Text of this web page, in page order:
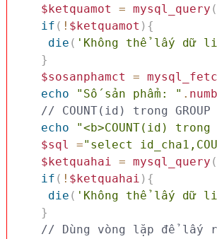
$ketquamot
= mysql_query (
if ( ! $ketquamot ) {
die ( 'Không thể lấy dữ
}
$sosanphamct
=
echo
"Số sản phẩm: " .
// COUNT(id) trong GROUP
echo
"<b>COUNT(id) trong
$sql
="select
$ketquahai = mysql_query (
if ( ! $ketquahai ) {
die ( 'Không thể lấy dữ
}